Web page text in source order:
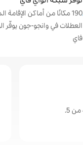
190 مكانًا من أماكن الإقامة
العطلات في وانجو-جون يوفّر
فاي